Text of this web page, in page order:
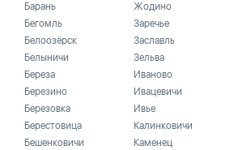
Барань
Бегомль
Белоозёрск
Белыничи
Береза
Березино
Березовка
Берестовица
Бешенковичи
Жодино
Заречье
Заславль
Зельва
Иваново
Ивацевичи
Ивье
Калинковичи
Каменец